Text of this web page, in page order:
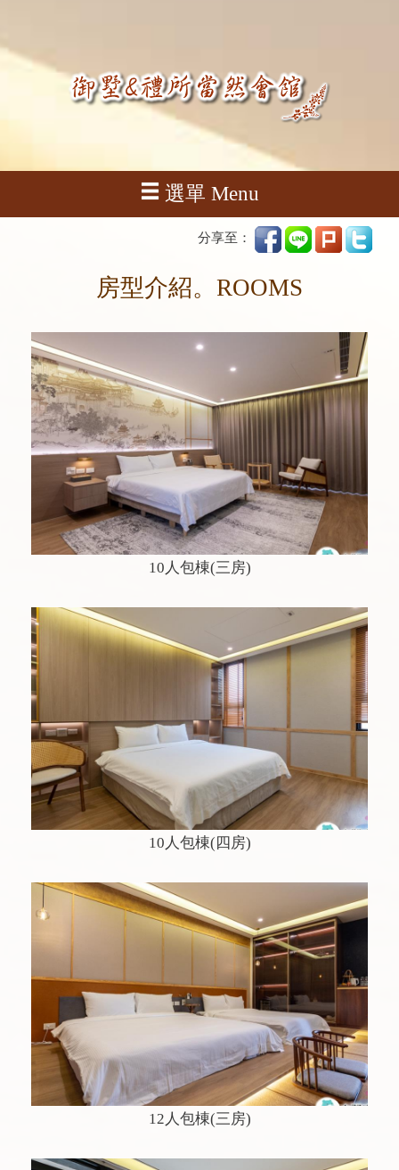
選單 Menu
分享至：
房型介紹。ROOMS
10人包棟(三房)
10人包棟(四房)
12人包棟(三房)